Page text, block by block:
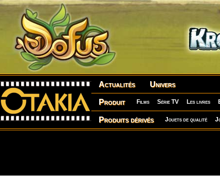
Actualités Univers
Produit Films Série TV Les livres
Produits dérivés Jouets de qualité